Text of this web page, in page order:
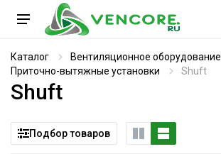
Каталог
Вентиляционное оборудование
Приточно-вытяжные установки
Shuft
Shuft
Подбор товаров